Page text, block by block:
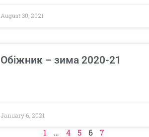
August 30, 2021
Обіжник – зима 2020-21
January 6, 2021
1 … 4 5 6 7